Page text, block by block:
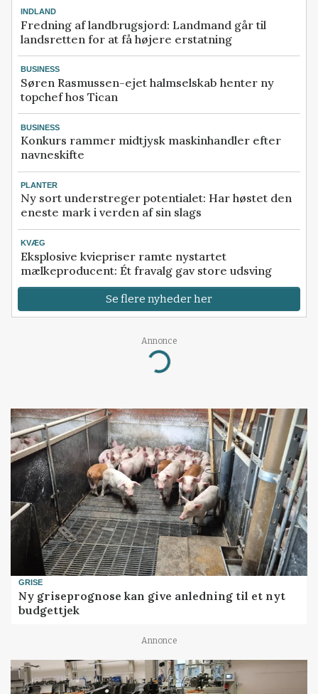
INDLAND
Fredning af landbrugsjord: Landmand går til
landsretten for at få højere erstatning
BUSINESS
Søren Rasmussen-ejet halmselskab henter ny
topchef hos Tican
BUSINESS
Konkurs rammer midtjysk maskinhandler efter
navneskifte
PLANTER
Ny sort understreger potentialet: Har høstet den
eneste mark i verden af sin slags
KVÆG
Eksplosive kviepriser ramte nystartet
mælkeproducent: Ét fravalg gav store udsving
Se flere nyheder her
Annonce
Loading...
GRISE
Ny griseprognose kan give anledning til et nyt
budgettjek
Annonce